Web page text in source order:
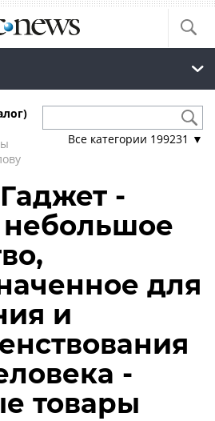
Все категории 199231 ▼
-
для
и
-
товары